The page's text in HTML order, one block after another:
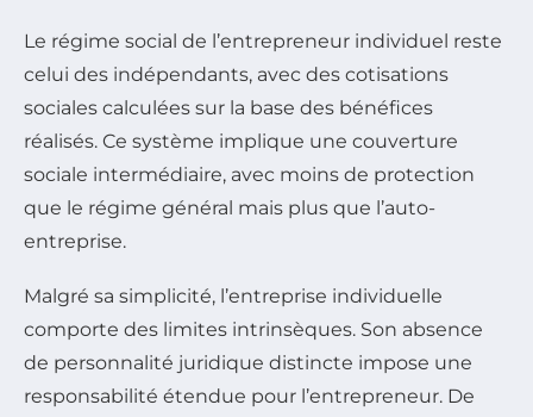
Le régime social de l’entrepreneur individuel reste
celui des indépendants, avec des cotisations
sociales calculées sur la base des bénéfices
réalisés. Ce système implique une couverture
sociale intermédiaire, avec moins de protection
que le régime général mais plus que l’auto-
entreprise.
Malgré sa simplicité, l’entreprise individuelle
comporte des limites intrinsèques. Son absence
de personnalité juridique distincte impose une
responsabilité étendue pour l’entrepreneur. De